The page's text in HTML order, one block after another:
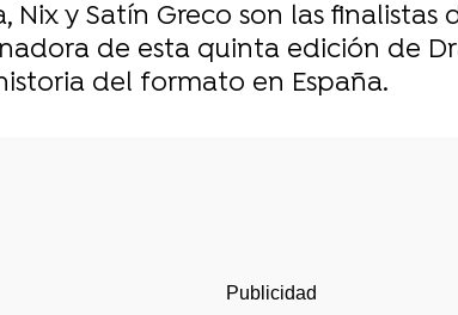
Nix y Satín Greco son las
de esta quinta edición de
del formato en España.